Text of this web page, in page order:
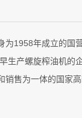
为1958年成立的国
生产螺旋榨油机的
售为一体的国家高